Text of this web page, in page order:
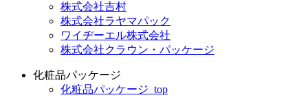
株式会社吉村
株式会社ラヤマパック
ワイヂーエル株式会社
株式会社クラウン・パッケージ
化粧品パッケージ
化粧品パッケージ_top